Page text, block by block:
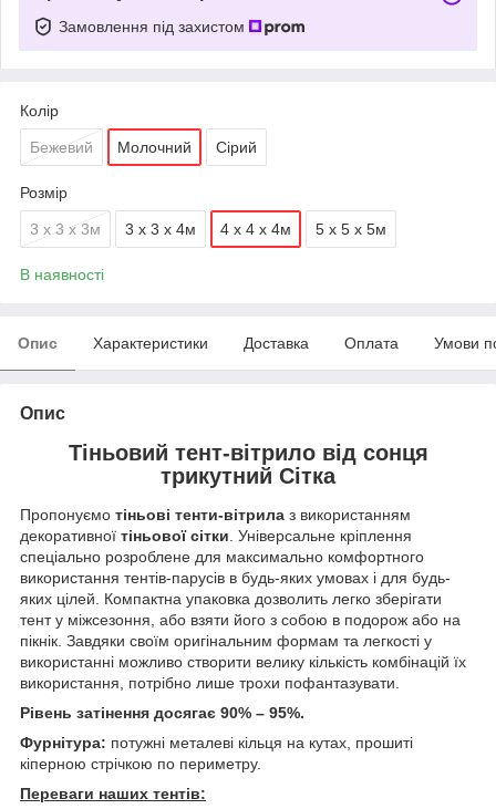
Замовлення під захистом
Колір
Бежевий Молочний Сірий
Розмір
3 х 3 х 3м 3 х 3 х 4м 4 х 4 х 4м 5 х 5 х 5м
В наявності
Опис Характеристики Доставка Оплата Умови
Опис
Тіньовий тент-вітрило від сонця
трикутний Сітка
Пропонуємо тіньові тенти-вітрила з використанням
декоративної тіньової сітки. Універсальне кріплення
спеціально розроблене для максимально комфортного
використання тентів-парусів в будь-яких умовах і для будь-
яких цілей. Компактна упаковка дозволить легко зберігати
тент у міжсезоння, або взяти його з собою в подорож або на
пікнік. Завдяки своїм оригінальним формам та легкості у
використанні можливо створити велику кількість комбінацій їх
використання, потрібно лише трохи пофантазувати.
Рівень затінення досягає 90% – 95%.
Фурнітура: потужні металеві кільця на кутах, прошиті
кіперною стрічкою по периметру.
Переваги наших тентів: